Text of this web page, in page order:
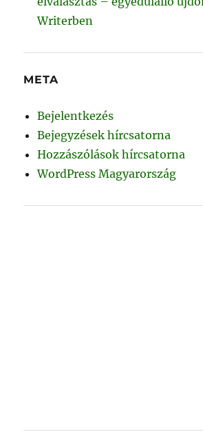
Writerben
META
Bejelentkezés
Bejegyzések hírcsatorna
Hozzászólások hírcsatorna
WordPress Magyarország